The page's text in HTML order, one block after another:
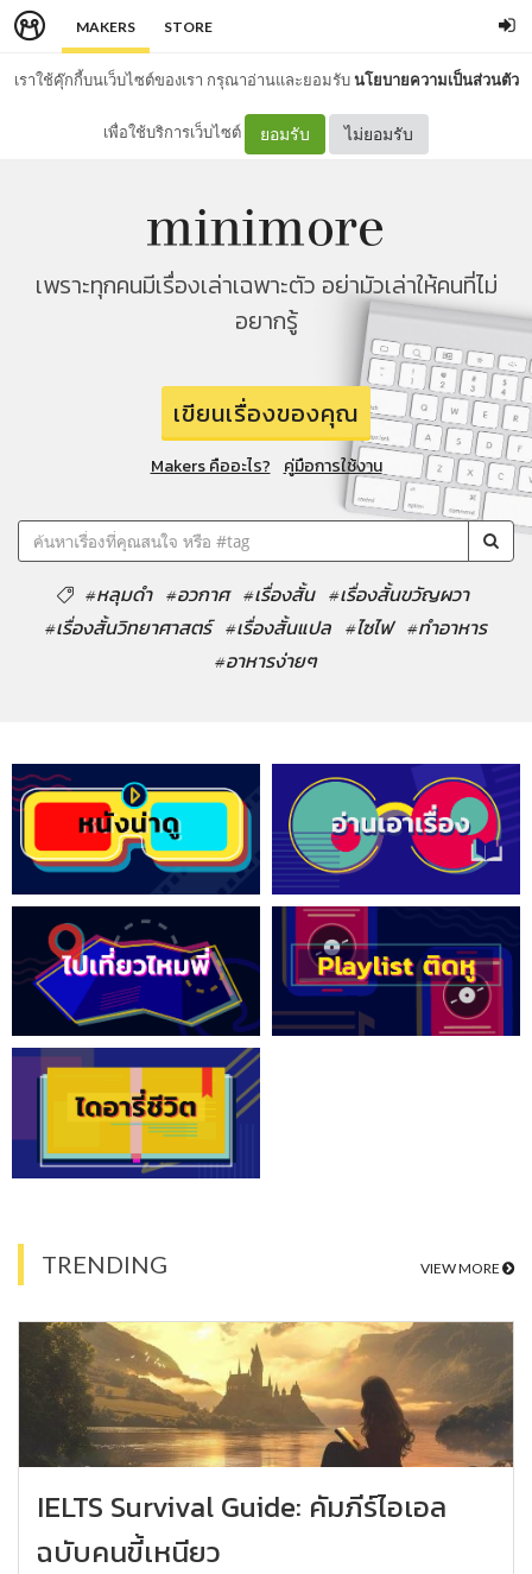
MAKERS STORE
เราใช้คุ๊กกี้บนเว็บไซต์ของเรา กรุณาอ่านและยอมรับนโยบายความเป็นส่วนตัว
เพื่อใช้บริการเว็บไซต์ ยอมรับ ไม่ยอมรับ
เพราะทุกคนมีเรื่องเล่าเฉพาะตัว อย่ามัวเล่าให้คนที่ไม่
อยากรู้
เขียนเรื่องของคุณ
Makers คืออะไร? คู่มือการใช้งาน
#หลุมดำ #อวกาศ #เรื่องสั้น #เรื่องสั้นขวัญผวา
#เรื่องสั้นวิทยาศาสตร์ #เรื่องสั้นแปล #ไซไฟ #ทำอาหาร
#อาหารง่ายๆ
TRENDING VIEW MORE
IELTS Survival Guide: คัมภีร์ไอเอล
ฉบับคนขี้เหนียว